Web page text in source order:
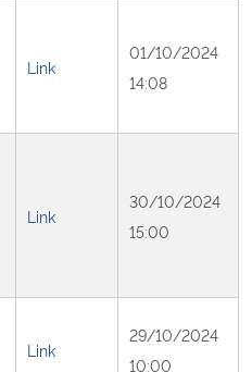
Link
01/10/2024
14:08
Link
30/10/2024
15:00
Link
29/10/2024
10:00